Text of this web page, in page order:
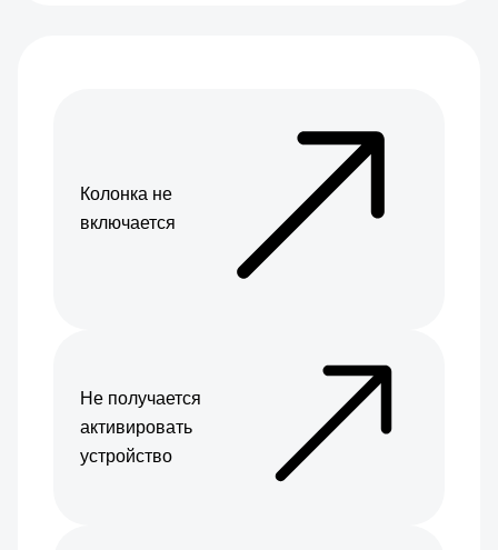
Колонка не
включается
Не получается
активировать
устройство